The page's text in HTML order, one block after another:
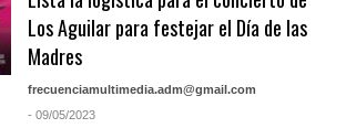
Los Aguilar para festejar el Día de las
Madres
frecuenciamultimedia.adm@gmail.com
- 09/05/2023